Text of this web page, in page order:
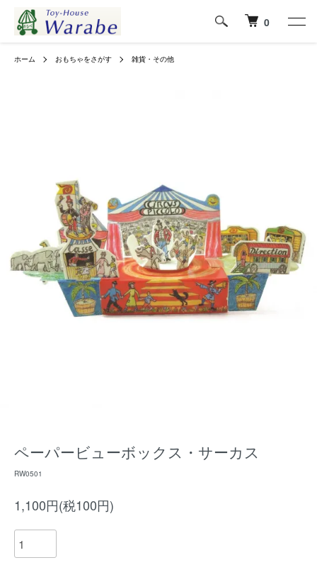
0
ホーム おもちゃをさがす 雑貨・その他
ペーパービューボックス・サーカス
RW0501
1,100円(税100円)